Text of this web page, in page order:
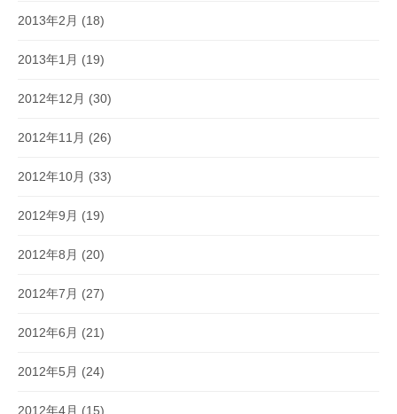
2013年2月 (18)
2013年1月 (19)
2012年12月 (30)
2012年11月 (26)
2012年10月 (33)
2012年9月 (19)
2012年8月 (20)
2012年7月 (27)
2012年6月 (21)
2012年5月 (24)
2012年4月 (15)